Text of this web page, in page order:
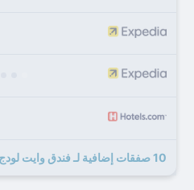
10 صفقات إضافية لـ فندق وايت لودج